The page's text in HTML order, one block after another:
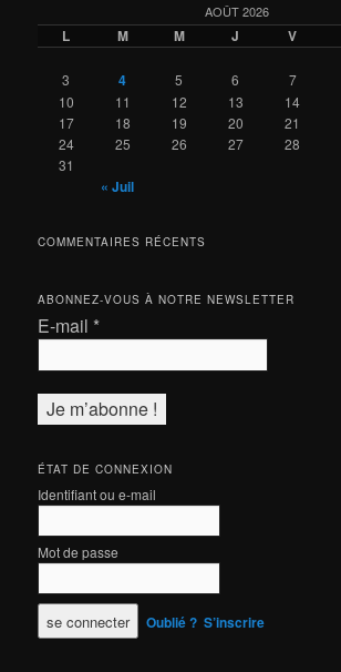
AOÛT 2026
L M M J V
3
4 5 6 7
10
11 12 13 14
17
18 19 20 21
24
25 26 27 28
31
« Juil
COMMENTAIRES RÉCENTS
ABONNEZ-VOUS À NOTRE NEWSLETTER
E-mail *
ÉTAT DE CONNEXION
Identifiant ou e-mail
Mot de passe
Oublié ? S’inscrire